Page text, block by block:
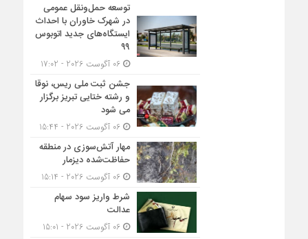
توسعه حمل‌ونقل عمومی
در شهرک خاوران با احداث
ایستگاه‌های جدید اتوبوس
۹۹
06 آگوست 2026 - 17:02
جشن ثبت ملی ریس، نوقا
و رشته ختایی تبریز برگزار
می شود
06 آگوست 2026 - 15:44
مهار آتش‌سوزی در منطقه
حفاظت‌شده دیزمار
06 آگوست 2026 - 15:14
شرط واریز سود سهام
عدالت
06 آگوست 2026 - 15:01